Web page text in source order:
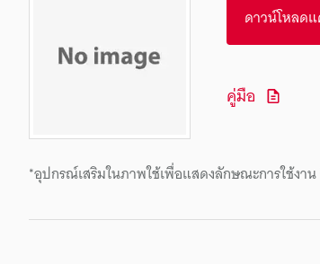
*อุปกรณ์เสริมในภาพใช้เพื่อแสดงลักษณะการใช้ง
ดาวน์โหลด
คู่มือ